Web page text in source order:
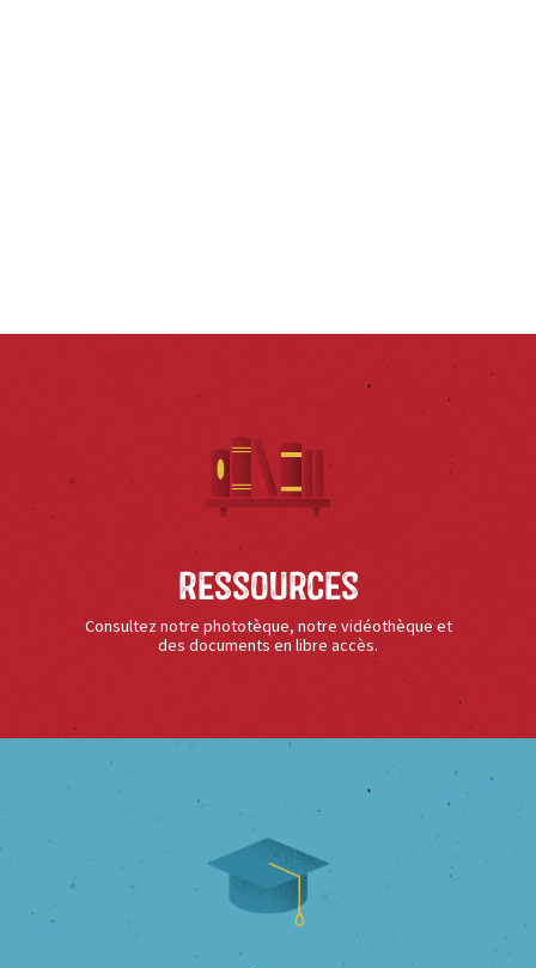
Ressources
Consultez notre phototèque, notre vidéothèque et
des documents en libre accès.